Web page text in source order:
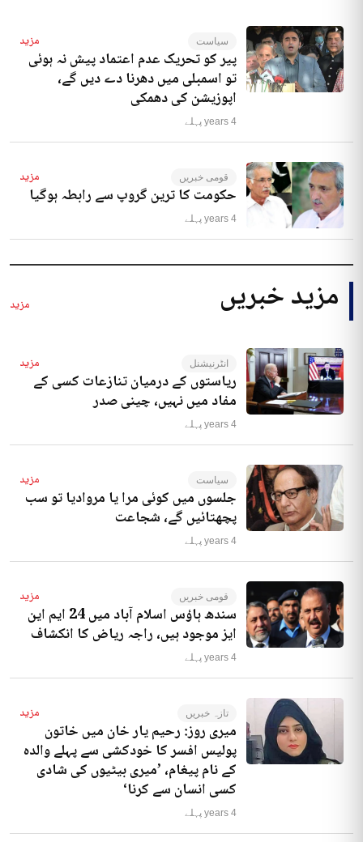
سیاست مزید
پیر کو تحریک عدم اعتماد پیش نہ ہوئی
تو اسمبلی میں دھرنا دے دیں گے،
اپوزیشن کی دھمکی
4 years پہلے
قومی خبریں مزید
حکومت کا ترین گروپ سے رابطہ ہوگیا
4 years پہلے
مزید خبریں مزید
انٹرنیشنل مزید
ریاستوں کے درمیان تنازعات کسی کے
مفاد میں نہیں، چینی صدر
4 years پہلے
سیاست مزید
جلسوں میں کوئی مرا یا مروادیا تو سب
پچھتائیں گے، شجاعت
4 years پہلے
قومی خبریں مزید
سندھ ہاؤس اسلام آباد میں 24 ایم این
ایز موجود ہیں، راجہ ریاض کا انکشاف
4 years پہلے
تازہ خبریں مزید
میری روز: رحیم یار خان میں خاتون
پولیس افسر کا خودکشی سے پہلے والدہ
کے نام پیغام، ’میری بیٹیوں کی شادی
کسی انسان سے کرنا‘
4 years پہلے